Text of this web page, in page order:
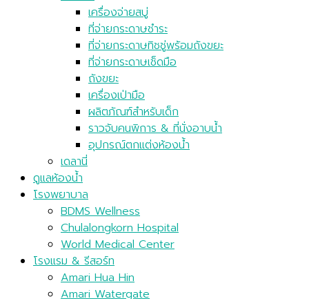
เครื่องจ่ายสบู่
ที่จ่ายกระดาษชำระ
ที่จ่ายกระดาษทิชชู่พร้อมถังขยะ
ที่จ่ายกระดาษเช็ดมือ
ถังขยะ
เครื่องเป่ามือ
ผลิตภัณฑ์สำหรับเด็ก
ราวจับคนพิการ & ที่นั่งอาบน้ำ
อุปกรณ์ตกแต่งห้องน้ำ
เดลานี่
ดูแลห้องน้ำ
โรงพยาบาล
BDMS Wellness
Chulalongkorn Hospital
World Medical Center
โรงแรม & รีสอร์ท
Amari Hua Hin
Amari Watergate